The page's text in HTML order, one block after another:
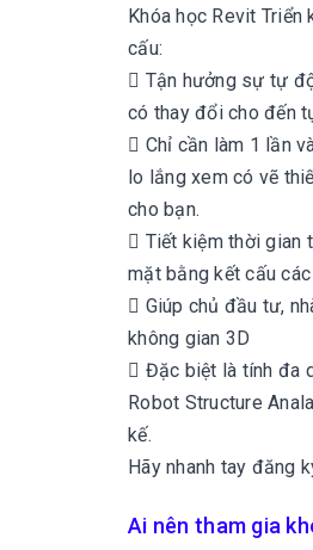
Khóa học Revit
cấu:
 Tận hưởng sự tự
có thay đổi cho đến
 Chỉ cần làm 1 lần
lo lắng xem có vẽ
cho bạn.
 Tiết kiệm thời gian
mặt bằng kết cấu
 Giúp chủ đầu tư,
không gian 3D
 Đặc biệt là tính đa
Robot Structure
kế.
Hãy nhanh tay đăng
Ai nên tham gia